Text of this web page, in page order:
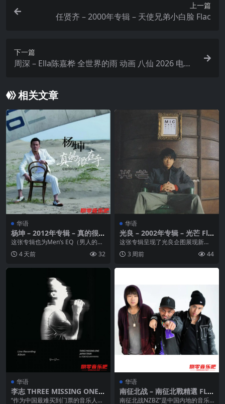
上一篇
任贤齐 – 2000年专辑 – 天使兄弟小白脸 Flac
下一篇
周深 – Ella陈嘉桦 全世界的雨 动画 八仙 2026 电影
相关文章
华语
杨坤 – 2012年专辑 – 真的很在
乎 Flac
这张专辑也为Men’s EQ（男人的情
商）做了一个完整的诠释，并绘制
了一道完美的...
4 天前 32
华语
光良 – 2002年专辑 – 光芒 Fla
c
这张专辑呈现了光良企图展现新风
格的多样性风貌，不论在音乐性及V
ocal表现上都有...
3 周前 44
华语
李志 THREE MISSING ONE
(叁缺壹) JAPAN Tour 2024 in
“作为中国最难买到门票的音乐人之
华语
南征北战 – 南征北戰精選 FLA
C
南征北战NZBZ”是中国内地的音乐